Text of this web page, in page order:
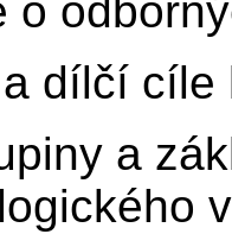
o
dílčí cíle
a